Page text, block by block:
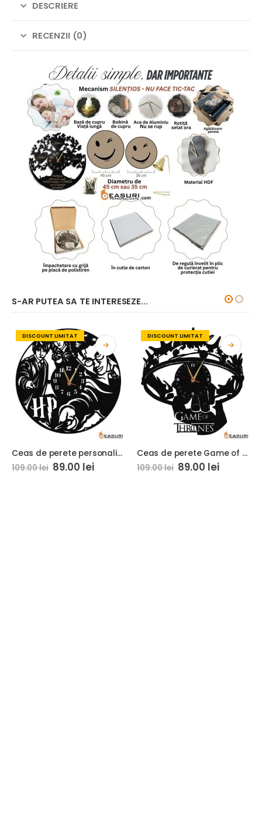
DESCRIERE
RECENZII (0)
S-AR PUTEA SA TE INTERESEZE...
DISCOUNT LIMITAT
Ceas de perete personalizat Harry Potter 01
109.00lei 89.00 lei
DISCOUNT LIMITAT
Ceas de perete Game of Thrones 01
109.00lei 89.00 lei